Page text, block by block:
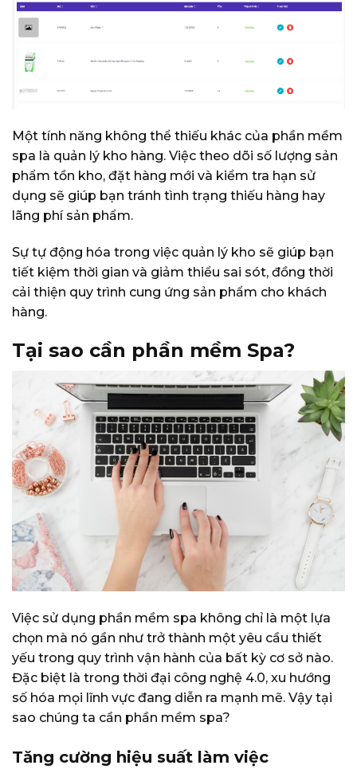
Một tính năng không thể thiếu khác của phần mềm
spa là quản lý kho hàng. Việc theo dõi số lượng sản
phẩm tồn kho, đặt hàng mới và kiểm tra hạn sử
dụng sẽ giúp bạn tránh tình trạng thiếu hàng hay
lãng phí sản phẩm.
Sự tự động hóa trong việc quản lý kho sẽ giúp bạn
tiết kiệm thời gian và giảm thiểu sai sót, đồng thời
cải thiện quy trình cung ứng sản phẩm cho khách
hàng.
Tại sao cần phần mềm Spa?
Việc sử dụng phần mềm spa không chỉ là một lựa
chọn mà nó gần như trở thành một yêu cầu thiết
yếu trong quy trình vận hành của bất kỳ cơ sở nào.
Đặc biệt là trong thời đại công nghệ 4.0, xu hướng
số hóa mọi lĩnh vực đang diễn ra mạnh mẽ. Vậy tại
sao chúng ta cần phần mềm spa?
Tăng cường hiệu suất làm việc